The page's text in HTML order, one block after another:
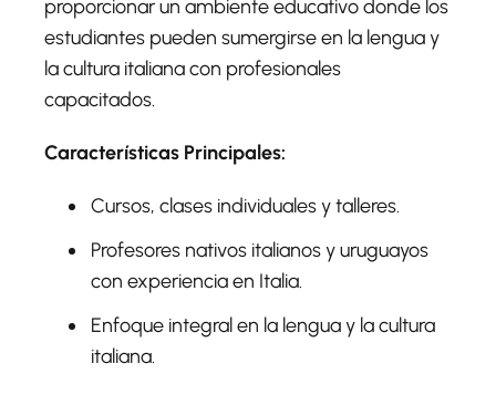
proporcionar un ambiente educativo donde los
estudiantes pueden sumergirse en la lengua y
la cultura italiana con profesionales
capacitados.
Características Principales:
Cursos, clases individuales y talleres.
Profesores nativos italianos y uruguayos
con experiencia en Italia.
Enfoque integral en la lengua y la cultura
italiana.